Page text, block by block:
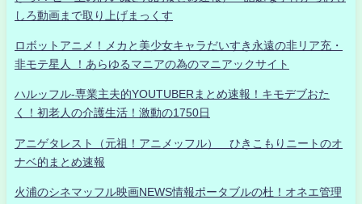
しろ動画まで取り上げまっくす
ロボットアニメ！メカと美少女キャラだいすき永遠の非リア充・
非モテ星人 ！あらゆるマニアの為のマニアックサイト
ハルッフル-専業主夫的YOUTUBERまとめ速報！キモデブおた
く！初老人の介護生活！激動の1750日
アニゲタレスト（元祖！アニメッフル） ひきこもりニートのオ
ナベ的まとめ速報
火浦のシネマッフル映画NEWS情報ポータブルの杜！オネエ管理